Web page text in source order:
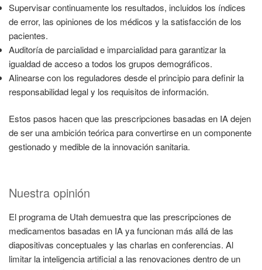
Supervisar continuamente los resultados, incluidos los índices
de error, las opiniones de los médicos y la satisfacción de los
pacientes.
Auditoría de parcialidad e imparcialidad para garantizar la
igualdad de acceso a todos los grupos demográficos.
Alinearse con los reguladores desde el principio para definir la
responsabilidad legal y los requisitos de información.
Estos pasos hacen que las prescripciones basadas en IA dejen
de ser una ambición teórica para convertirse en un componente
gestionado y medible de la innovación sanitaria.
Nuestra opinión
El programa de Utah demuestra que las prescripciones de
medicamentos basadas en IA ya funcionan más allá de las
diapositivas conceptuales y las charlas en conferencias. Al
limitar la inteligencia artificial a las renovaciones dentro de un